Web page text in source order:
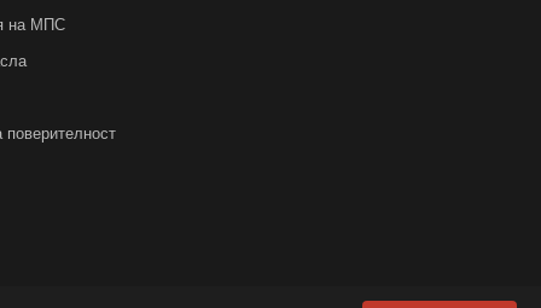
на МПС
поверителност